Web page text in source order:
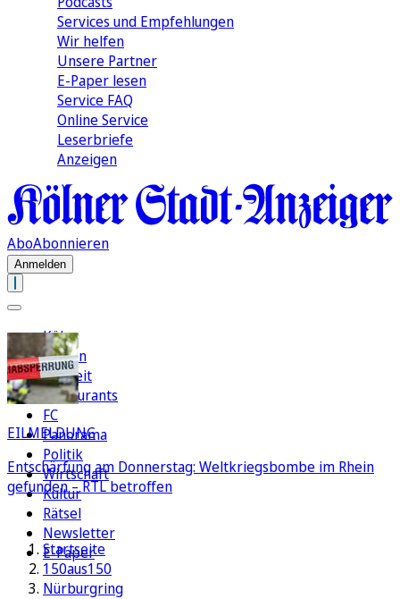
Services und Empfehlungen
Wir helfen
Unsere Partner
E-Paper lesen
Service FAQ
Online Service
Leserbriefe
Anzeigen
AboAbonnieren
Anmelden
Köln
Region
Freizeit
Restaurants
FC
Panorama
Politik
Wirtschaft
Kultur
Rätsel
Newsletter
E-Paper
EILMELDUNG
Entschärfung am Donnerstag: Weltkriegsbombe im Rhein
gefunden – RTL betroffen
Startseite
150aus150
Nürburgring